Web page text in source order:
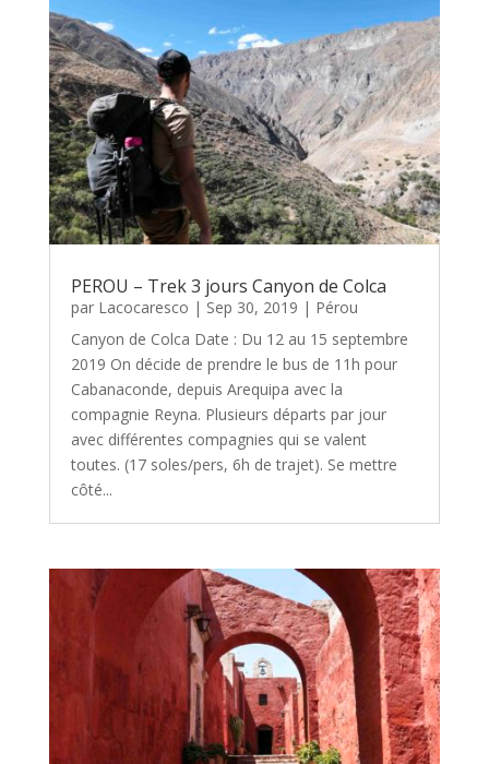
PEROU – Trek 3 jours Canyon de Colca
par Lacocaresco | Sep 30, 2019 | Pérou
Canyon de Colca Date : Du 12 au 15 septembre
2019 On décide de prendre le bus de 11h pour
Cabanaconde, depuis Arequipa avec la
compagnie Reyna. Plusieurs départs par jour
avec différentes compagnies qui se valent
toutes. (17 soles/pers, 6h de trajet). Se mettre
côté...